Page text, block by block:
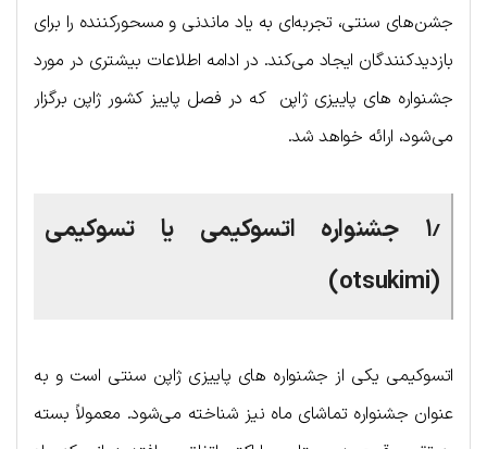
جشن‌های سنتی، تجربه‌ای به یاد ماندنی و مسحورکننده را برای
بازدیدکنندگان ایجاد می‌کند. در ادامه اطلاعات بیشتری در مورد
جشنواره های پاییزی ژاپن که در فصل پاییز کشور ژاپن برگزار
می‌شود، ارائه خواهد شد.
۱٫ جشنواره اتسوکیمی یا تسوکیمی
(otsukimi)
اتسوکیمی یکی از جشنواره های پاییزی ژاپن سنتی است و به
عنوان جشنواره تماشای ماه نیز شناخته می‌شود. معمولاً بسته